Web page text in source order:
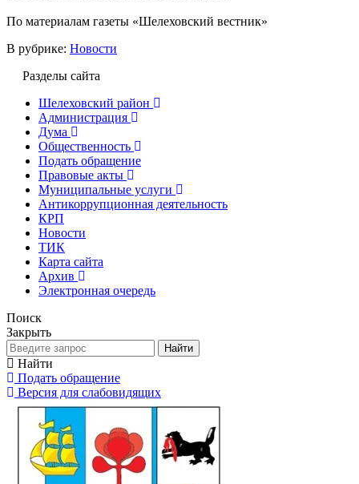
По материалам газеты «Шелеховский вестник»
В рубрике: Новости
Разделы сайта
Шелеховский район
Администрация
Дума
Общественность
Подать обращение
Правовые акты
Муниципальные услуги
Антикоррупционная деятельность
КРП
Новости
ТИК
Карта сайта
Архив
Электронная очередь
Поиск
Закрыть
Найти
Найти
Подать обращение
Версия для слабовидящих